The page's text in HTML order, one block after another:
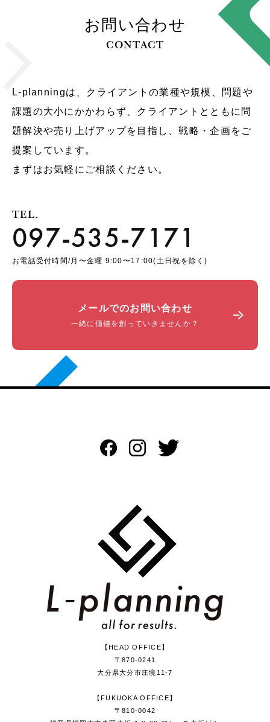
お問い合わせ
CONTACT
L-planningは、クライアントの業種や規模、問題や
課題の大小にかかわらず、クライアントとともに問
題解決や売り上げアップを目指し、戦略・企画をご
提案しています。
まずはお気軽にご相談ください。
TEL.
097-535-7171
お電話受付時間/月〜金曜 9:00〜17:00(土日祝を除く)
メールでのお問い合わせ
一緒に価値を創っていきませんか？
【HEAD OFFICE】
〒870-0241
大分県大分市庄境11-7
【FUKUOKA OFFICE】
〒810-0042